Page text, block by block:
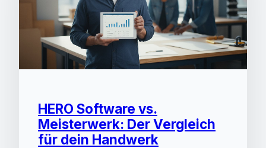
HERO Software vs.
Meisterwerk: Der Vergleich
für dein Handwerk